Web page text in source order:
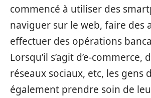
commencé à utiliser des
naviguer sur le web, faire des
effectuer des opérations
Lorsqu’il s’agit d’e-commerce,
réseaux sociaux, etc, les gens
également prendre soin de